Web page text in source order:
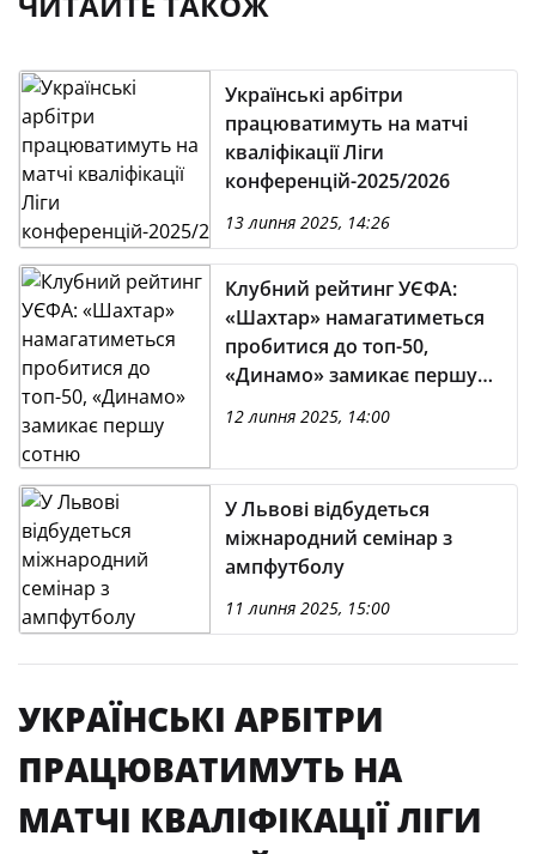
Українські арбітри
працюватимуть на матчі
кваліфікації Ліги
конференцій-2025/2026
13 липня 2025, 14:26
Клубний рейтинг УЄФА:
«Шахтар» намагатиметься
пробитися до топ-50,
«Динамо» замикає першу
12 липня 2025, 14:00
У Львові відбудеться
міжнародний семінар з
ампфутболу
11 липня 2025, 15:00
УКРАЇНСЬКІ АРБІТРИ
ПРАЦЮВАТИМУТЬ НА
МАТЧІ КВАЛІФІКАЦІЇ ЛІГИ